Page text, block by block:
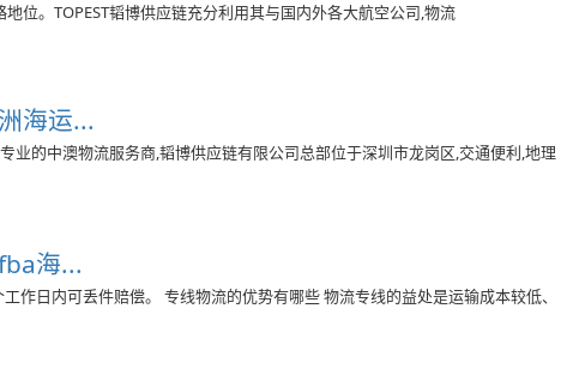
位。TOPEST韬博供应链充分利用其与国内外各大航空公司,物流
海运...
业的中澳物流服务商,韬博供应链有限公司总部位于深圳市龙岗区,交通便利,地理
海...
作日内可丢件赔偿。 专线物流的优势有哪些 物流专线的益处是运输成本较低、